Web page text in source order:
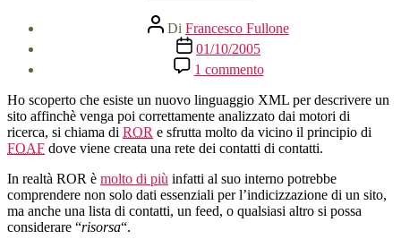
Autore
articolo
Di Francesco Fullone
Data
dell'articolo
01/10/2005
1 commentosu
SEO
e
XML
Ho scoperto che esiste un nuovo linguaggio XML per descrivere un
sito affinchè venga poi correttamente analizzato dai motori di
ricerca, si chiama di ROR e sfrutta molto da vicino il principio di
FOAF dove viene creata una rete dei contatti di contatti.
In realtà ROR è molto di più infatti al suo interno potrebbe
comprendere non solo dati essenziali per l’indicizzazione di un sito,
ma anche una lista di contatti, un feed, o qualsiasi altro si possa
considerare “risorsa“.